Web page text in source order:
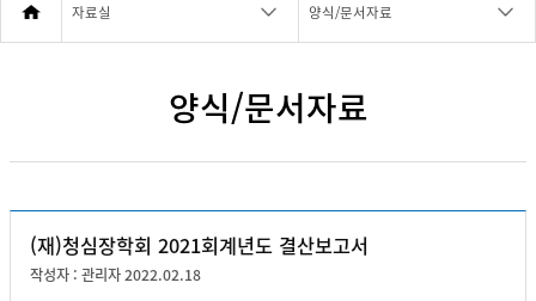
자료실 양식/문서자료
양식/문서자료
(재)청심장학회 2021회계년도 결산보고서
작성자 : 관리자 2022.02.18